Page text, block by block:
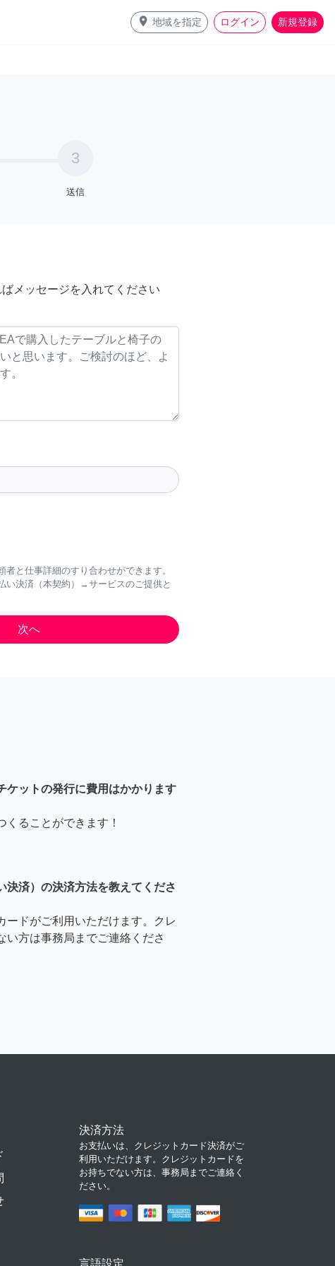
place 地域を指定 ログイン 新規登録
3
送信
メッセージを入れてください
と仕事詳細のすり合わせができます。
い決済（本契約）→サービスのご提供と
ケットの発行に費用はかかります
くることができます！
決済）の決済方法を教えてくださ
ードがご利用いただけます。クレ
い方は事務局までご連絡くださ
決済方法
お支払いは、クレジットカード決済がご
利用いただけます。クレジットカードを
お持ちでない方は、事務局までご連絡く
ださい。
言語設定